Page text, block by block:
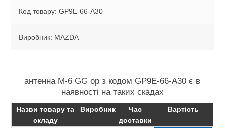
Код товару: GP9E-66-A30
Виробник: MAZDA
антенна M-6 GG ор з кодом GP9E-66-A30 є в
наявності на таких скадах
Назви товару та
складу
Виробник
Час
доставки
Вартість